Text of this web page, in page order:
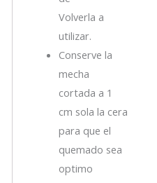
Volverla a
utilizar.
Conserve la
mecha
cortada a 1
cm sola la cera
para que el
quemado sea
optimo